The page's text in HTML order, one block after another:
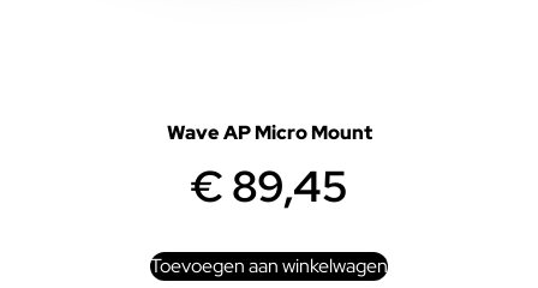
Wave AP Micro Mount
€89,45
Toevoegen aan winkelwagen